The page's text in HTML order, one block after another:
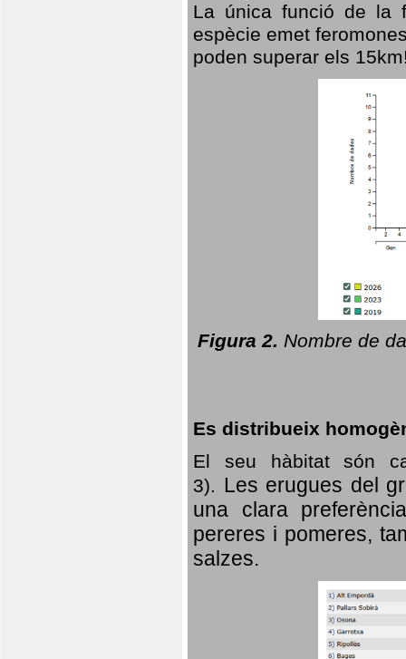
La única funció de la
espècie emet
poden superar els
Figura 2. Nombre de
Es distribueix
El seu hàbitat són
3). Les erugues del
una clara
pereres i pomeres,
salzes.